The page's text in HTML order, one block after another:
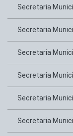
Secretaria
Secretaria
Secretaria
Secretaria
Secretaria
Secretaria